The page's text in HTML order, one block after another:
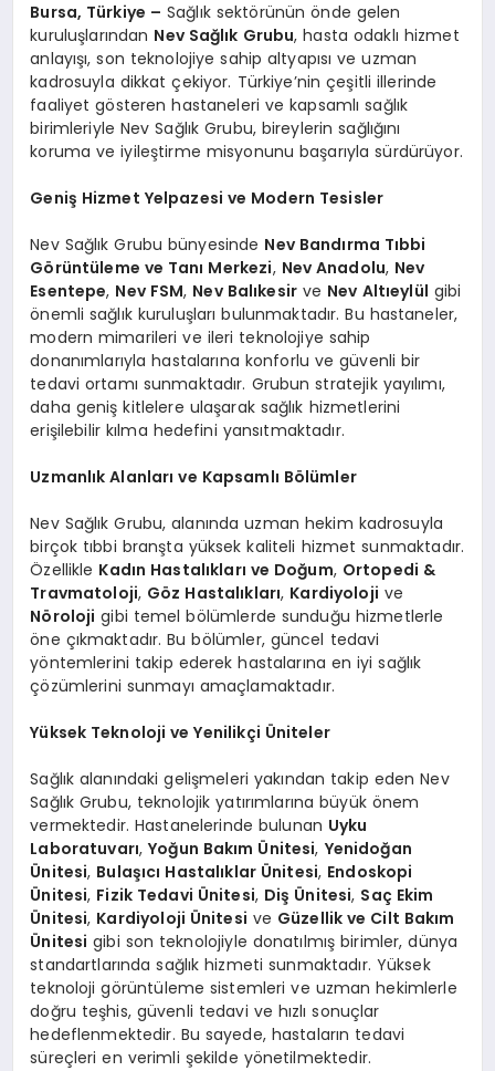
Bursa, Türkiye – Sağlık sektörünün önde gelen
kuruluşlarından Nev Sağlık Grubu, hasta odaklı hizmet
anlayışı, son teknolojiye sahip altyapısı ve uzman
kadrosuyla dikkat çekiyor. Türkiye’nin çeşitli illerinde
faaliyet gösteren hastaneleri ve kapsamlı sağlık
birimleriyle Nev Sağlık Grubu, bireylerin sağlığını
koruma ve iyileştirme misyonunu başarıyla sürdürüyor.
Geniş Hizmet Yelpazesi ve Modern Tesisler
Nev Sağlık Grubu bünyesinde Nev Bandırma Tıbbi
Görüntüleme ve Tanı Merkezi, Nev Anadolu, Nev
Esentepe, Nev FSM, Nev Balıkesir ve Nev Altıeylül gibi
önemli sağlık kuruluşları bulunmaktadır. Bu hastaneler,
modern mimarileri ve ileri teknolojiye sahip
donanımlarıyla hastalarına konforlu ve güvenli bir
tedavi ortamı sunmaktadır. Grubun stratejik yayılımı,
daha geniş kitlelere ulaşarak sağlık hizmetlerini
erişilebilir kılma hedefini yansıtmaktadır.
Uzmanlık Alanları ve Kapsamlı Bölümler
Nev Sağlık Grubu, alanında uzman hekim kadrosuyla
birçok tıbbi branşta yüksek kaliteli hizmet sunmaktadır.
Özellikle Kadın Hastalıkları ve Doğum, Ortopedi &
Travmatoloji, Göz Hastalıkları, Kardiyoloji ve
Nöroloji gibi temel bölümlerde sunduğu hizmetlerle
öne çıkmaktadır. Bu bölümler, güncel tedavi
yöntemlerini takip ederek hastalarına en iyi sağlık
çözümlerini sunmayı amaçlamaktadır.
Yüksek Teknoloji ve Yenilikçi Üniteler
Sağlık alanındaki gelişmeleri yakından takip eden Nev
Sağlık Grubu, teknolojik yatırımlarına büyük önem
vermektedir. Hastanelerinde bulunan Uyku
Laboratuvarı,Yoğun Bakım Ünitesi, Yenidoğan
Ünitesi, Bulaşıcı Hastalıklar Ünitesi, Endoskopi
Ünitesi, Fizik Tedavi Ünitesi, Diş Ünitesi, Saç Ekim
Ünitesi, Kardiyoloji Ünitesi ve Güzellik ve Cilt Bakım
Ünitesi gibi son teknolojiyle donatılmış birimler, dünya
standartlarında sağlık hizmeti sunmaktadır. Yüksek
teknoloji görüntüleme sistemleri ve uzman hekimlerle
doğru teşhis, güvenli tedavi ve hızlı sonuçlar
hedeflenmektedir. Bu sayede, hastaların tedavi
süreçleri en verimli şekilde yönetilmektedir.